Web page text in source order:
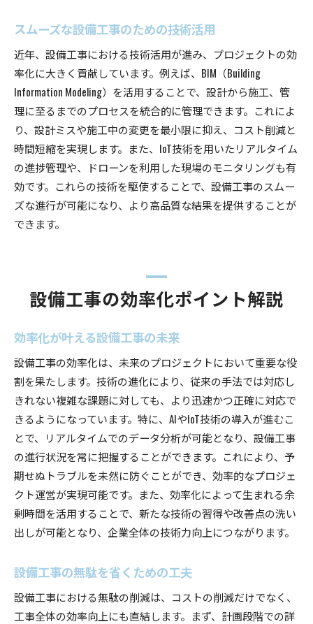
スムーズな設備工事のための技術活用
近年、設備工事における技術活用が進み、プロジェクトの効
率化に大きく貢献しています。例えば、BIM（Building
Information Modeling）を活用することで、設計から施工、管
理に至るまでのプロセスを統合的に管理できます。これによ
り、設計ミスや施工中の変更を最小限に抑え、コスト削減と
時間短縮を実現します。また、IoT技術を用いたリアルタイム
の進捗管理や、ドローンを利用した現場のモニタリングも有
効です。これらの技術を駆使することで、設備工事のスムー
ズな進行が可能になり、より高品質な結果を提供することが
できます。
設備工事の効率化ポイント解説
効率化が叶える設備工事の未来
設備工事の効率化は、未来のプロジェクトにおいて重要な役
割を果たします。技術の進化により、従来の手法では対応し
きれない複雑な課題に対しても、より迅速かつ正確に対応で
きるようになっています。特に、AIやIoT技術の導入が進むこ
とで、リアルタイムでのデータ分析が可能となり、設備工事
の進行状況を常に把握することができます。これにより、予
期せぬトラブルを未然に防ぐことができ、効率的なプロジェ
クト運営が実現可能です。また、効率化によって生まれる余
剰時間を活用することで、新たな技術の習得や改善点の洗い
出しが可能となり、企業全体の技術力向上につながります。
設備工事の無駄を省くための工夫
設備工事における無駄の削減は、コストの削減だけでなく、
工事全体の効率向上にも直結します。まず、計画段階での詳